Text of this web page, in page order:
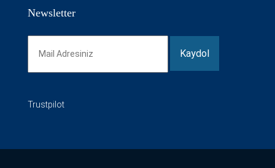
Newsletter
Trustpilot